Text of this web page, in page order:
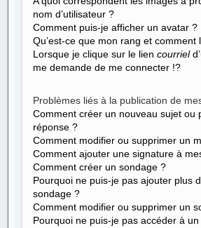
nom d’utilisateur ?
Comment puis-je afficher un avatar ?
Qu’est-ce que mon rang et comment
Lorsque je clique sur le liencourriel
me demande de me connecter !?
Problèmes liés à la publication de
Comment créer un nouveau sujet ou
réponse ?
Comment modifier ou supprimer un
Comment ajouter une signature à
Comment créer un sondage ?
Pourquoi ne puis-je pas ajouter plus
sondage ?
Comment modifier ou supprimer un
Pourquoi ne puis-je pas accéder à